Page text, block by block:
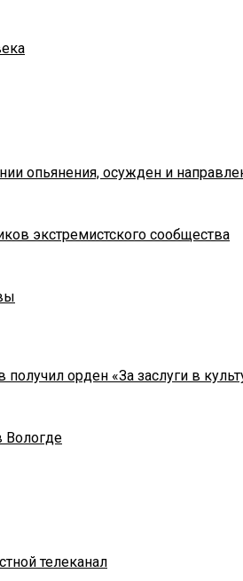
опьянения, осужден и
экстремистского сообщества
орден «За заслуги в
Вологде
телеканал